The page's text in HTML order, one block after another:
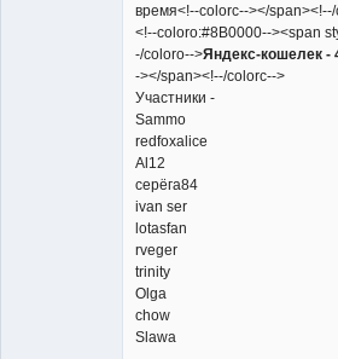
время<!--colorc--></
<!--coloro:#8B0000--><span
-/coloro-->Яндекс-кошелек -
-></span><!--/colorc-->
Участники -
Sammo
redfoxalice
Al12
серёга84
ivan ser
lotasfan
rveger
trinity
Olga
chow
Slawa